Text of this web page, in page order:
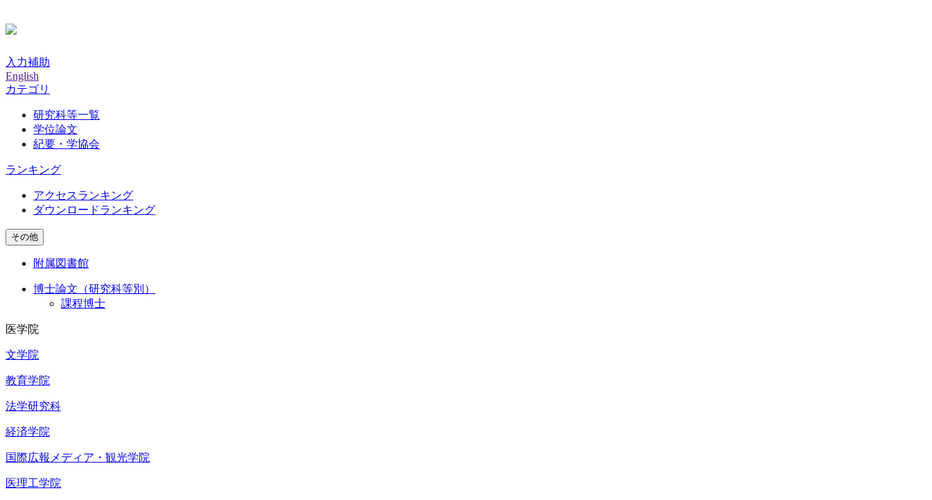
入力補助
English
カテゴリ
研究科等一覧
学位論文
紀要・学協会
ランキング
アクセスランキング
ダウンロードランキング
その他
附属図書館
博士論文（研究科等別）
課程博士
医学院
文学院
教育学院
法学研究科
経済学院
国際広報メディア・観光学院
医理工学院